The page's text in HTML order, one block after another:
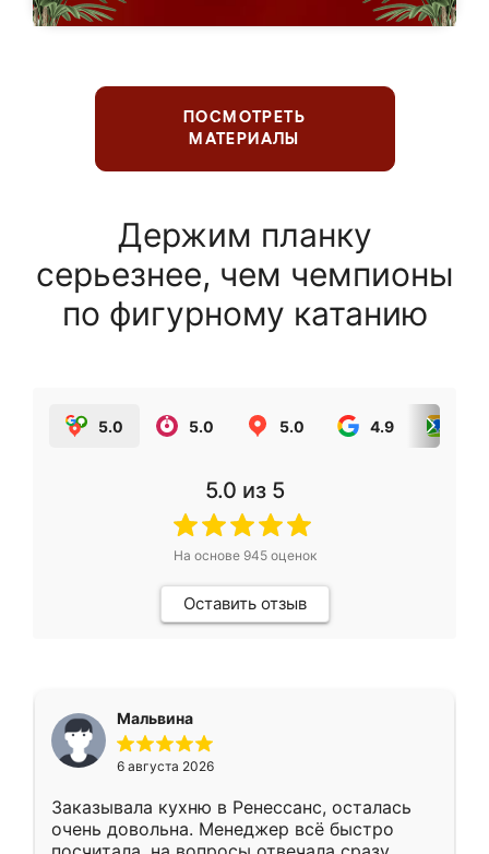
ПОСМОТРЕТЬ
МАТЕРИАЛЫ
Держим планку
серьезнее, чем чемпионы
по фигурному катанию
5.0 5.0 5.0 4.9
5.0 из 5
На основе 945оценок
Оставить отзыв
Мальвина
6 августа 2026
Заказывала кухню в Ренессанс, осталась
очень довольна. Менеджер всё быстро